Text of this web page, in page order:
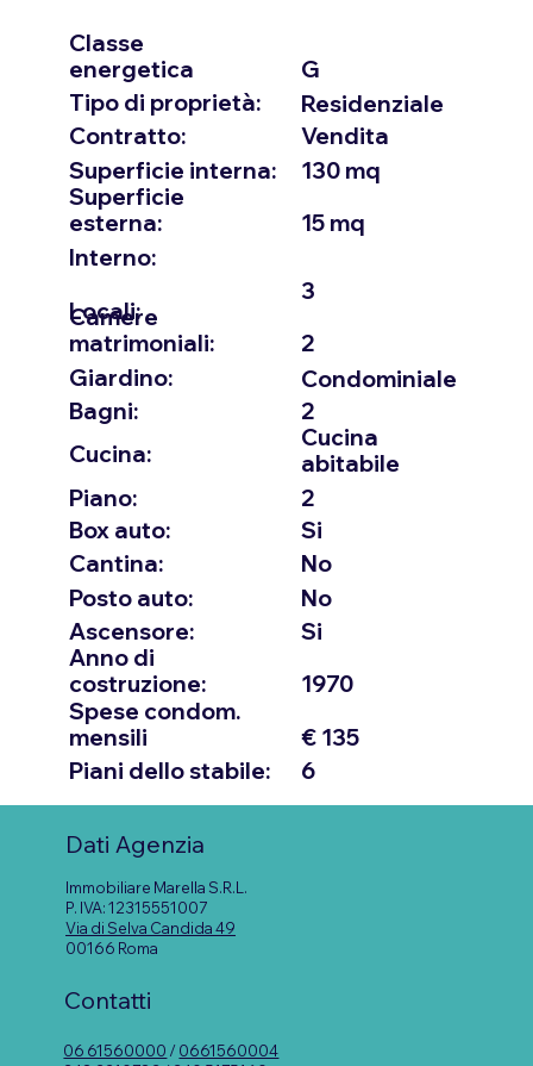
Classe
energetica
Tipo di proprietà:
Contratto:
Superficie interna:
Superficie
esterna:
Interno:
Giardino:
G
Residenziale
Vendita
130 mq
15 mq
Condominiale
Locali:
Camere
matrimoniali:
Bagni:
Cucina:
Piano:
Box auto:
3
2
2
Cucina
abitabile
2
Si
Cantina:
Posto auto:
Ascensore:
Anno di
costruzione:
1970
Spese condom.
mensili
€ 135
Piani dello stabile:
6
No
No
Si
Dati Agenzia
Immobiliare Marella S.R.L.
P. IVA: 12315551007
Via di Selva Candida 49
00166 Roma
Contatti
06 61560000 /0661560004